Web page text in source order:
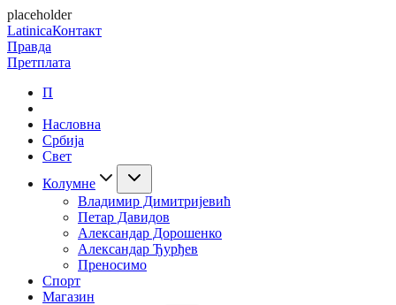
placeholder
LatinicaКонтакт
Правда
Претплата
П
Насловна
Србија
Свет
Колумне
Владимир Димитријевић
Петар Давидов
Александар Дорошенко
Александар Ђурђев
Преносимо
Спорт
Магазин